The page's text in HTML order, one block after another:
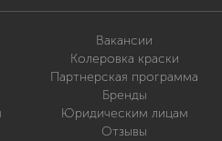
Вакансии
Колеровка краски
Партнерская программа
Бренды
Юридическим лицам
Отзывы